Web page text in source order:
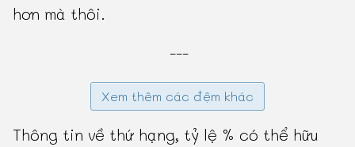
hơn mà thôi.
---
Xem thêm các đệm khác
Thông tin về thứ hạng, tỷ lệ % có thể hữu